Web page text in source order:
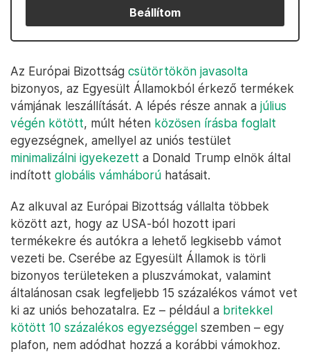
Beállítom
Az Európai Bizottság csütörtökön javasolta
bizonyos, az Egyesült Államokból érkező termékek
vámjának leszállítását. A lépés része annak a július
végén kötött, múlt héten közösen írásba foglalt
egyezségnek, amellyel az uniós testület
minimalizálni igyekezett a Donald Trump elnök által
indított globális vámháború hatásait.
Az alkuval az Európai Bizottság vállalta többek
között azt, hogy az USA-ból hozott ipari
termékekre és autókra a lehető legkisebb vámot
vezeti be. Cserébe az Egyesült Államok is törli
bizonyos területeken a pluszvámokat, valamint
általánosan csak legfeljebb 15 százalékos vámot vet
ki az uniós behozatalra. Ez – például a britekkel
kötött 10 százalékos egyezséggel szemben – egy
plafon, nem adódhat hozzá a korábbi vámokhoz.